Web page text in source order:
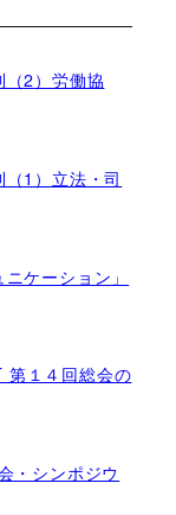
2）労働協
1）立法・司
ケーション」
第１４回総会の
・シンポジウ